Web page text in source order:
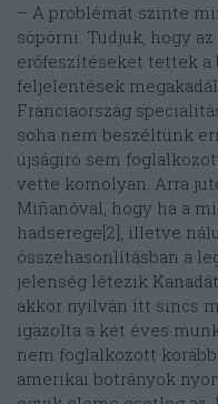
– A problémát szinte
söpörni. Tudjuk, hogy
erőfeszítéseket tettek a
feljelentések
Franciaország
soha nem beszéltünk
újságíró sem
vette komolyan. Arra
Miñanóval, hogy ha a
hadserege[2], illetve
összehasonlításban a
jelenség létezik
akkor nyilván itt sincs
igazolta a két éves
nem foglalkozott
amerikai botrányok